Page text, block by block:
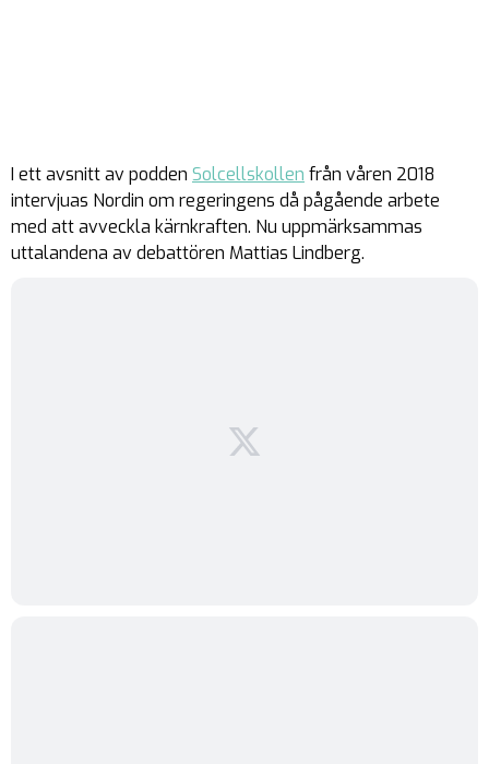
I ett avsnitt av podden Solcellskollen från våren 2018
intervjuas Nordin om regeringens då pågående arbete
med att avveckla kärnkraften. Nu uppmärksammas
uttalandena av debattören Mattias Lindberg.